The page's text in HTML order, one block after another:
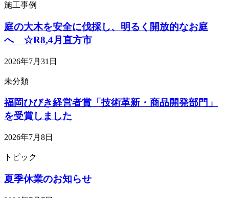
施工事例
庭の大木を安全に伐採し、明るく開放的なお庭
へ ☆R8,4月直方市
2026年7月31日
未分類
福岡ひびき経営者賞「技術革新・商品開発部門」
を受賞しました
2026年7月8日
トピック
夏季休業のお知らせ